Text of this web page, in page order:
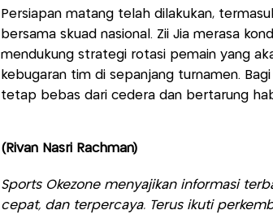
Persiapan matang telah dilakukan,
bersama skuad nasional. Zii Jia merasa
mendukung strategi rotasi pemain yang
kebugaran tim di sepanjang turnamen.
tetap bebas dari cedera dan bertarung
(Rivan Nasri Rachman)
Sports Okezone menyajikan informasi
cepat, dan terpercaya. Terus ikuti